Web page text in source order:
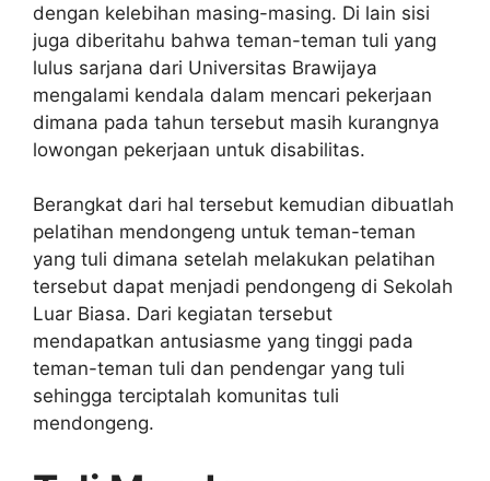
dengan kelebihan masing-masing. Di lain sisi
juga diberitahu bahwa teman-teman tuli yang
lulus sarjana dari Universitas Brawijaya
mengalami kendala dalam mencari pekerjaan
dimana pada tahun tersebut masih kurangnya
lowongan pekerjaan untuk disabilitas.
Berangkat dari hal tersebut kemudian dibuatlah
pelatihan mendongeng untuk teman-teman
yang tuli dimana setelah melakukan pelatihan
tersebut dapat menjadi pendongeng di Sekolah
Luar Biasa. Dari kegiatan tersebut
mendapatkan antusiasme yang tinggi pada
teman-teman tuli dan pendengar yang tuli
sehingga terciptalah komunitas tuli
mendongeng.